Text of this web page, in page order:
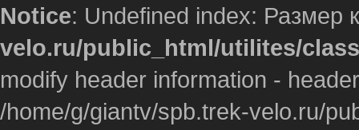
Notice: Undefined index: Размер
velo.ru/public_html/utilites/
modify header information -
/home/g/giantv/spb.trek-velo.ru/